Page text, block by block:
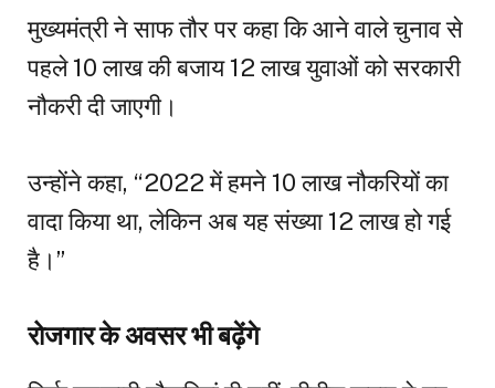
मुख्यमंत्री ने साफ तौर पर कहा कि आने वाले चुनाव से
पहले 10 लाख की बजाय 12 लाख युवाओं को सरकारी
नौकरी दी जाएगी।
उन्होंने कहा, “2022 में हमने 10 लाख नौकरियों का
वादा किया था, लेकिन अब यह संख्या 12 लाख हो गई
है।”
रोजगार के अवसर भी बढ़ेंगे